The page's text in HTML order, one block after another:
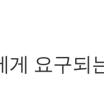
게 요구되